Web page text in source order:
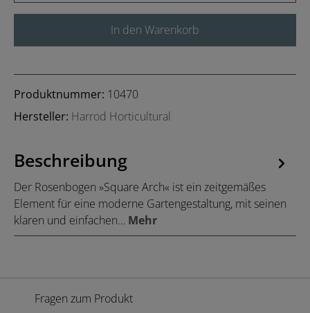
In den Warenkorb
Produktnummer: 10470
Hersteller: Harrod Horticultural
Beschreibung
Der Rosenbogen »Square Arch« ist ein zeitgemäßes
Element für eine moderne Gartengestaltung, mit seinen
klaren und einfachen… Mehr
Fragen zum Produkt